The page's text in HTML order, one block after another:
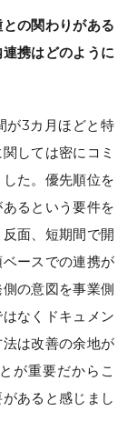
の関わりがある
携はどのように
が3カ月ほどと特
しては密にコミ
た。優先順位を
るという要件を
面、短期間で開
ースでの連携が
の意図を事業側
なくドキュメン
は改善の余地が
が重要だからこ
あると感じまし